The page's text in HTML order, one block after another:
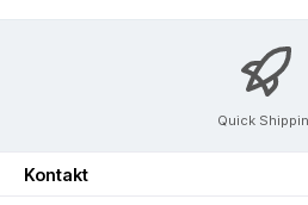
Quick
Kontakt